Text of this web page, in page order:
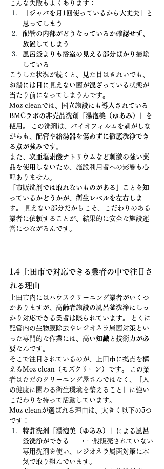
こんな失敗もよくあります：
「ジャバを月1回使っているから大丈夫」と
思ってしまう
配管の内部がどうなっているか確認せず、
放置してしまう
風呂釜よりも浴室の見える部分ばかり掃除
している
こうした状況が続くと、見た目はきれいでも、
お湯には目に見えない菌が混ざっている状態が
当たり前になってしまうんです。
Moz cleanでは、
国立施設にも導入されている
BMCラボの非売品洗剤「湯泡美（ゆあみ）」を
使用。 この洗剤は、バイオフィルムを剥がしな
がらも、 配管や給湯器を傷めずに徹底洗浄でき
る点が強みです。
また、 次亜塩素酸ナトリウムなど刺激の強い薬
品を使用しないため、施設利用者への影響も心
配ありません。
「市販洗剤では取れないものがある」ことを知
っているかどうかが、衛生レベルを左右しま
す。
見えない部分だからこそ、こだわりのある
業者に依頼することが、結果的に安全な施設運
営につながるんです。
1.4 上田市で対応できる業者の中で注目さ
れる理由
上田市内にはハウスクリーニング業者がいくつ
かありますが、 高齢者施設の風呂釜洗浄にしっ
かり対応できる業者は限られています。
とくに
配管内の生物膜除去やレジオネラ属菌対策とい
った専門的な作業には、 高い知識と技術力が必
要なんです。
そこで注目されているのが、上田市に拠点を構
えるMoz clean（モズクリーン）です。 この業
者はただのクリーニング屋さんではなく、「人
の健康に関わる衛生環境を整えること」に強い
こだわりを持って活動しています。
Moz cleanが選ばれる理由は、大きく以下の5つ
です：
特許洗剤「湯泡美（ゆあみ）」による風呂
釜洗浄ができる
→ 一般販売されていない
専用洗剤を使い、レジオネラ属菌対策に本
気で取り組んでいます。